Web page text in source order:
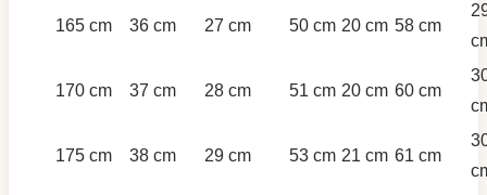
165 cm 36 cm 27 cm 50 cm 20 cm 58 cm
170 cm 37 cm 28 cm 51 cm 20 cm 60 cm
175 cm 38 cm 29 cm 53 cm 21 cm 61 cm